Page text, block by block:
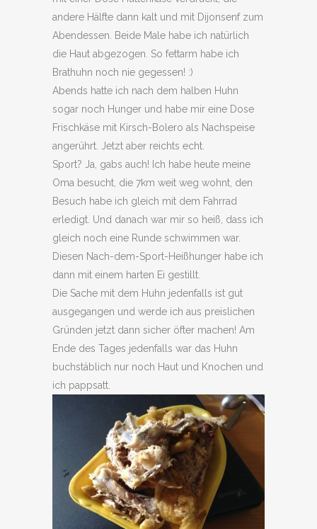
andere Hälfte dann kalt und mit Dijonsenf zum
Abendessen. Beide Male habe ich natürlich
die Haut abgezogen. So fettarm habe ich
Brathuhn noch nie gegessen! :)
Abends hatte ich nach dem halben Huhn
sogar noch Hunger und habe mir eine Dose
Frischkäse mit Kirsch-Bolero als Nachspeise
angerührt. Jetzt aber reichts echt.
Sport? Ja, gabs auch! Ich habe heute meine
Oma besucht, die 7km weit weg wohnt, den
Besuch habe ich gleich mit dem Fahrrad
erledigt. Und danach war mir so heiß, dass ich
gleich noch eine Runde schwimmen war.
Diesen Nach-dem-Sport-Heißhunger habe ich
dann mit einem harten Ei gestillt.
Die Sache mit dem Huhn jedenfalls ist gut
ausgegangen und werde ich aus preislichen
Gründen jetzt dann sicher öfter machen! Am
Ende des Tages jedenfalls war das Huhn
buchstäblich nur noch Haut und Knochen und
ich pappsatt.